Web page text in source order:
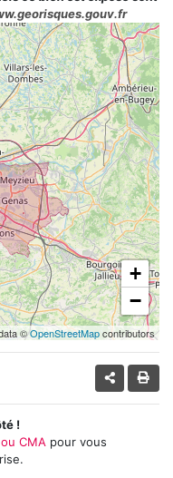
+
−
©OpenStreetMapcontributors
!
CMA pour vous